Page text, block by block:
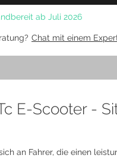
ab Juli 2026
Chat mit einem
E-Scooter -
an Fahrer, die einen